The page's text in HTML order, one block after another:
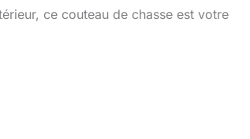
ce couteau de chasse est votre